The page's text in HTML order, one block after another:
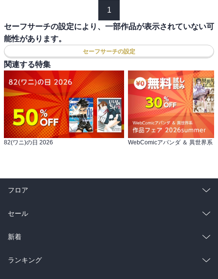
1
セーフサーチの設定により、一部作品が表示されていない可
能性があります。
セーフサーチの設定
関連する特集
82(ワニ)の日 2026
フロア
総合
ラノベ
雑誌・グラビア
セール
総合
ラノベ
新着
総合
ランキング